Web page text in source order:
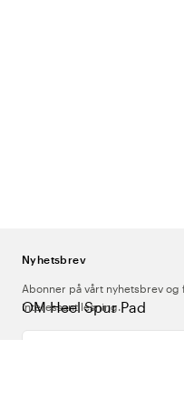
OM Heel Spur Pad
Nyhetsbrev
Abonner på vårt nyhetsbrev
interessant lesning.
Skriv inn din e-postadresse